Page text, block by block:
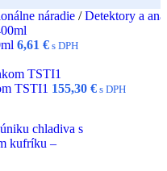
náradie / Detektory a
6,61 € s DPH
TSTI1 155,30 € s DPH